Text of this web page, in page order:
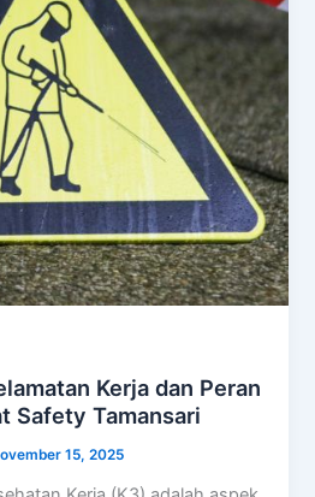
Kerja dan Peran
Safety Tamansari
15, 2025